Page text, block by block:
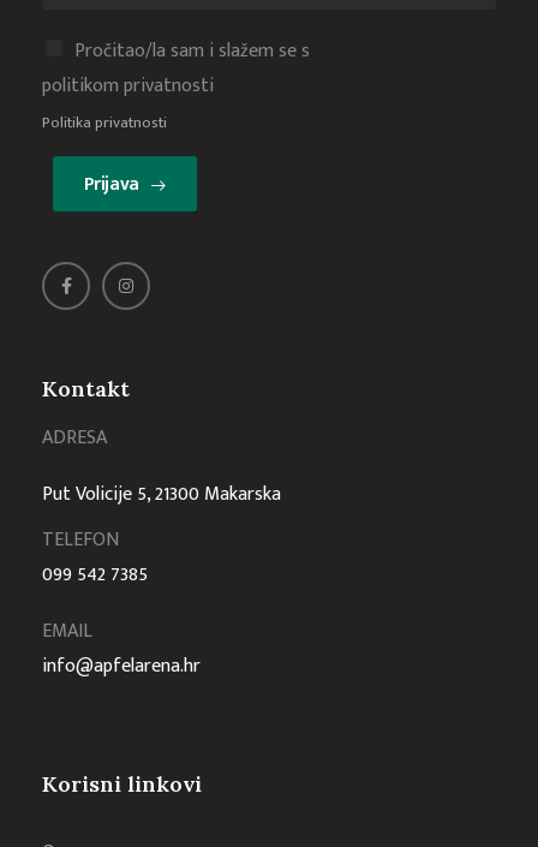
Kontakt
ADRESA
Put Volicije 5, 21300 Makarska
TELEFON
099 542 7385
EMAIL
info@apfelarena.hr
Korisni linkovi
Pročitao/la sam i slažem se s
politikom privatnosti
Politika privatnosti
Prijava